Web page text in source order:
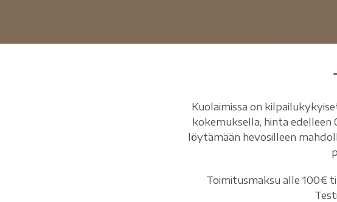
Kuolaimissa on
kokemuksella, hinta edelleen
löytämään hevosilleen
Toimitusmaksu alle 100€